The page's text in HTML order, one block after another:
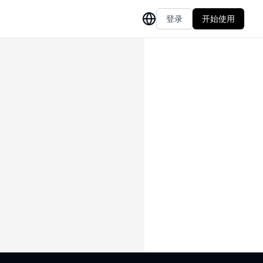
登录 开始使用